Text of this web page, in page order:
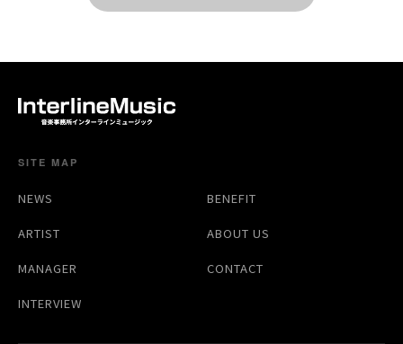
SITE MAP
NEWS
ARTIST
MANAGER
INTERVIEW
BENEFIT
ABOUT US
CONTACT